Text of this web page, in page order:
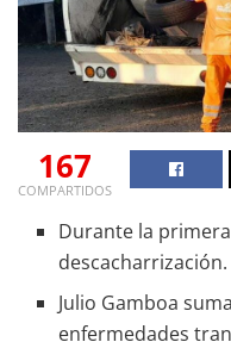
167
COMPARTIDOS
Durante la
descacharrización.
Julio Gamboa
enfermedades